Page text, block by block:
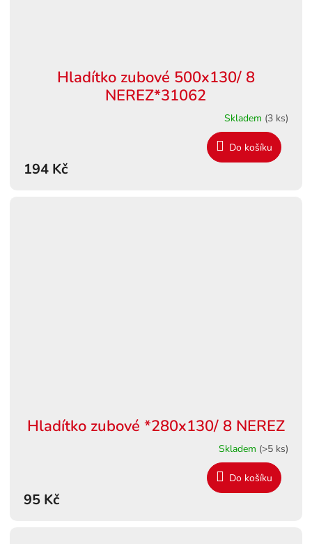
Hladítko zubové 500x130/ 8
NEREZ*31062
Skladem (3 ks)
194 Kč
Do košíku
Hladítko zubové *280x130/ 8 NEREZ
Skladem (>5 ks)
95 Kč
Do košíku